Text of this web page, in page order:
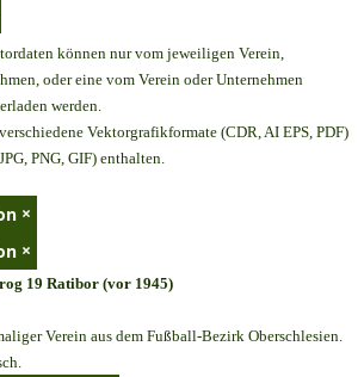
können nur vom jeweiligen Verein,
oder eine vom Verein oder Unternehmen
werden.
Vektorgrafikformate (CDR, AI EPS, PDF)
PNG, GIF) enthalten.
×
×
19 Ratibor (vor 1945)
Verein aus dem Fußball-Bezirk Oberschlesien.